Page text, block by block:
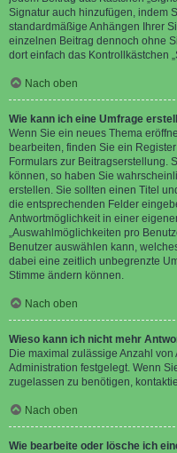
Signatur auch hinzufügen, indem
standardmäßige Anhängen Ihrer
einzelnen Beitrag dennoch ohne
dort einfach das Kontrollkästchen
Nach oben
Wie kann ich eine Umfrage
Wenn Sie ein neues Thema
bearbeiten, finden Sie ein
Formulars zur Beitragserstellung.
können, so haben Sie
erstellen. Sie sollten einen Titel
die entsprechenden Felder
Antwortmöglichkeit in einer
„Auswahlmöglichkeiten pro
Benutzer auswählen kann,
dabei eine zeitlich unbegrenzte
Stimme ändern können.
Nach oben
Wieso kann ich nicht mehr
Die maximal zulässige Anzahl
Administration festgelegt. Wenn
zugelassen zu benötigen,
Nach oben
Wie bearbeite oder lösche ich